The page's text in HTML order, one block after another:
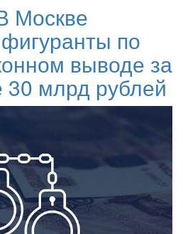
Москве
по
выводе за
млрд рублей